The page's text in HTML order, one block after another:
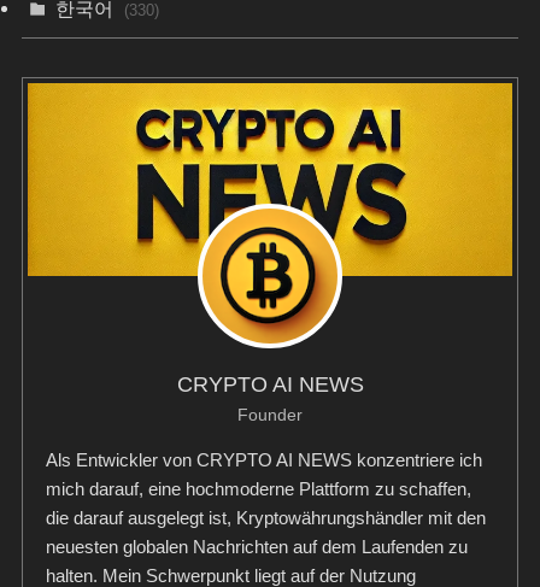
한국어 (330)
CRYPTO AI NEWS
Founder
Als Entwickler von CRYPTO AI NEWS konzentriere ich
mich darauf, eine hochmoderne Plattform zu schaffen,
die darauf ausgelegt ist, Kryptowährungshändler mit den
neuesten globalen Nachrichten auf dem Laufenden zu
halten. Mein Schwerpunkt liegt auf der Nutzung